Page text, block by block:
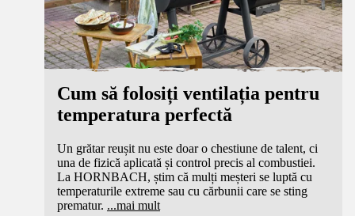
Cum să folosiți ventilația pentru
temperatura perfectă
Un grătar reușit nu este doar o chestiune de talent, ci
una de fizică aplicată și control precis al combustiei.
La HORNBACH, știm că mulți meșteri se luptă cu
temperaturile extreme sau cu cărbunii care se sting
prematur. ...mai mult